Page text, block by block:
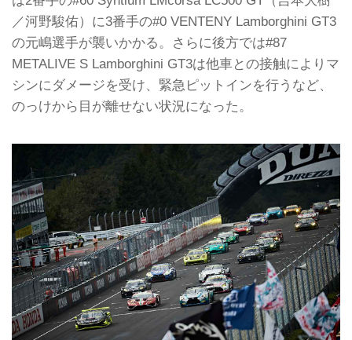
／河野駿佑）に3番手の#0 VENTENY Lamborghini GT3
の元嶋選手が襲いかかる。さらに後方では#87
METALIVE S Lamborghini GT3は他車との接触によりマ
シンにダメージを受け、緊急ピットインを行うなど、
のっけから目が離せない状況になった。